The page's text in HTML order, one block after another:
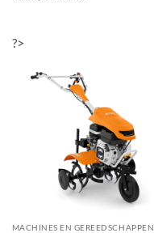
?>
MACHINES EN GEREEDSCHAPPEN